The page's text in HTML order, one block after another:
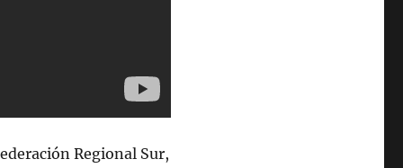
Regional Sur,